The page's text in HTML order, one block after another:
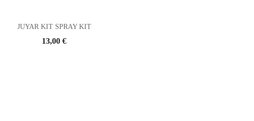
JUYAR KIT SPRAY KIT
Prix
13,00 €